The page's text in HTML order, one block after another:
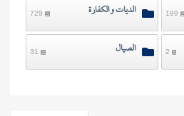
الديات والكفارة 729
الصيال 31